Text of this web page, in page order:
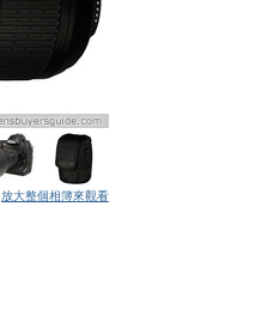
放大整個相簿來觀看